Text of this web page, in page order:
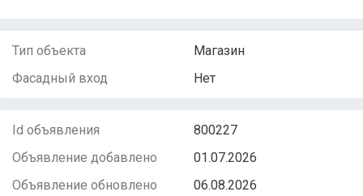
Тип объекта
Магазин
Фасадный вход
Нет
Id объявления
800227
Объявление добавлено
01.07.2026
Объявление обновлено
06.08.2026